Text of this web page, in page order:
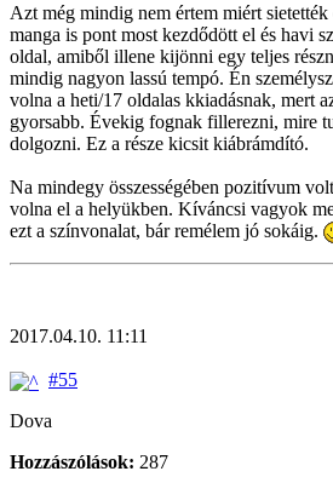
Azt még mindig nem értem miért
manga is pont most kezdődött el és havi
oldal, amiből illene kijönni egy teljes
mindig nagyon lassú tempó. Én
volna a heti/17 oldalas kkiadásnak, mert
gyorsabb. Évekig fognak fillerezni, mire
dolgozni. Ez a része kicsit kiábrámdító.
Na mindegy összességében pozitívum
volna el a helyükben. Kíváncsi vagyok
ezt a színvonalat, bár remélem jó sokáig.
2017.04.10. 11:11
#55
Dova
Hozzászólások: 287